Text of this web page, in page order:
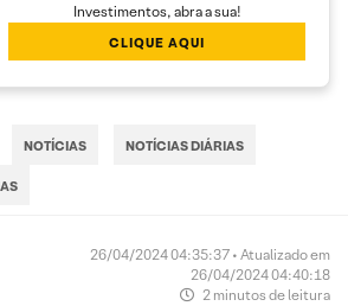
Investimentos, abra a sua!
CLIQUE AQUI
NOTÍCIAS NOTÍCIAS DIÁRIAS
26/04/2024 04:35:37 • Atualizado em
26/04/2024 04:40:18
2 minutos de leitura